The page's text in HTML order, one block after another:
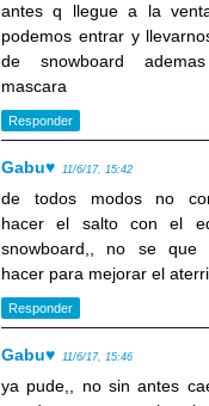
antes q llegue a la
podemos entrar y
de snowboard
mascara
Responder
Gabu♥ 11/6/17, 15:42
de todos modos no
hacer el salto con el
snowboard,, no se que
hacer para mejorar el
Responder
Gabu♥ 11/6/17, 15:46
ya pude,, no sin antes